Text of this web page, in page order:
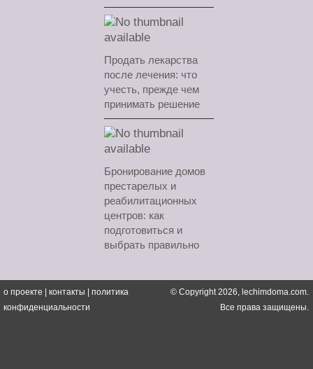
Продать лекарства
после лечения: что
учесть, прежде чем
принимать решение
Бронирование домов
престарелых и
реабилитационных
центров: как
подготовиться и
выбрать правильно
о проекте контакты
политика
конфиденциальности
© Copyright 2026, lechimdoma.com.
Все права защищены.